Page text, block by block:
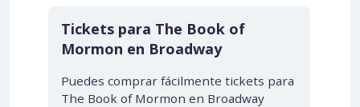
Tickets para The Book of
Mormon en Broadway
Puedes comprar fácilmente tickets para
The Book of Mormon en Broadway